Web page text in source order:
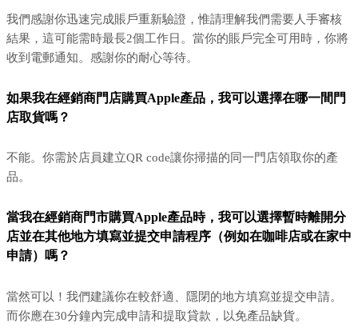
我們感謝你迅速完成賬戶重新驗證，惟請理解我們需要人手審核
結果，這可能需時最長2個工作日。當你的賬戶完全可用時，你將
收到電郵通知。感謝你的耐心等待。
如果我在經銷商門店購買Apple產品，我可以選擇在哪一間門
店取貨嗎？
不能。你需於店員建立QR code讓你掃描的同一門店領取你的產
品。
當我在經銷商門市購買Apple產品時，我可以選擇暫時離開分
店並在其他地方填寫並提交申請程序（例如在咖啡店或在家中
申請）嗎？
當然可以！我們建議你在較舒適、隱閉的地方填寫並提交申請。
而你應在30分鐘內完成申請和提取貸款，以免產品缺貨。